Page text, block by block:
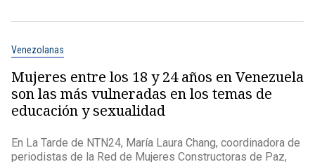
Venezolanas
Mujeres entre los 18 y 24 años en Venezuela
son las más vulneradas en los temas de
educación y sexualidad
En La Tarde de NTN24, María Laura Chang, coordinadora de
periodistas de la Red de Mujeres Constructoras de Paz,